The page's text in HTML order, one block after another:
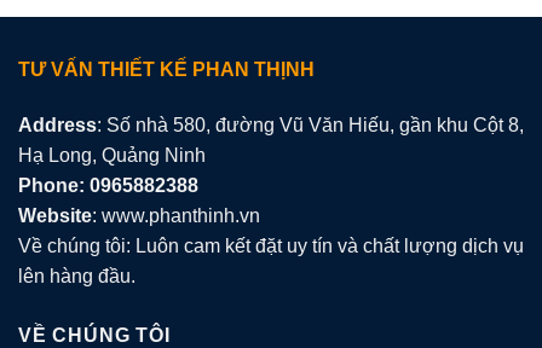
TƯ VẤN THIẾT KẾ PHAN THỊNH
Address: Số nhà 580, đường Vũ Văn Hiếu, gần khu Cột 8,
Hạ Long, Quảng Ninh
Phone: 0965882388
Website: www.phanthinh.vn
Về chúng tôi: Luôn cam kết đặt uy tín và chất lượng dịch vụ
lên hàng đầu.
VỀ CHÚNG TÔI